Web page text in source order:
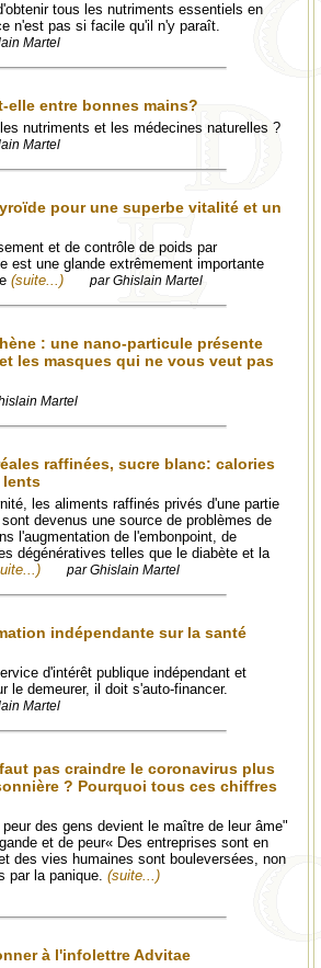
tous les nutriments essentiels en
n'est pas si facile qu'il n'y paraît.
Martel
elle entre bonnes mains?
nutriments et les médecines naturelles ?
Martel
pour une superbe vitalité et un
et de contrôle de poids par
est une glande extrêmement importante
(suite...) par Ghislain Martel
: une nano-particule présente
les masques qui ne vous veut pas
Martel
raffinées, sucre blanc: calories
lents
les aliments raffinés privés d'une partie
devenus une source de problèmes de
l'augmentation de l'embonpoint, de
dégénératives telles que le diabète et la
par Ghislain Martel
indépendante sur la santé
d'intérêt publique indépendant et
le demeurer, il doit s'auto-financer.
Martel
pas craindre le coronavirus plus
? Pourquoi tous ces chiffres
des gens devient le maître de leur âme"
et de peur« Des entreprises sont en
des vies humaines sont bouleversées, non
par la panique. (suite...)
à l'infolettre Advitae